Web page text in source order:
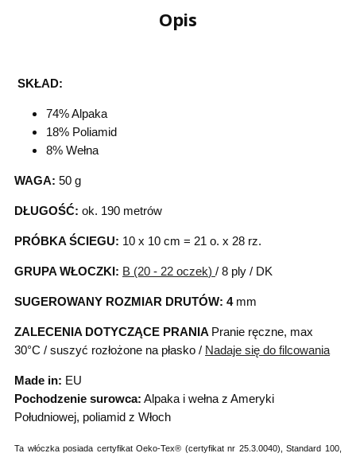
Opis
SKŁAD:
74% Alpaka
18% Poliamid
8% Wełna
WAGA: 50 g
DŁUGOŚĆ: ok. 190 metrów
PRÓBKA ŚCIEGU: 10 x 10 cm = 21 o. x 28 rz.
GRUPA WŁOCZKI: B (20 - 22 oczek) / 8 ply / DK
SUGEROWANY ROZMIAR DRUTÓW: 4mm
ZALECENIA DOTYCZĄCE PRANIA Pranie ręczne, max
30°C / suszyć rozłożone na płasko / Nadaje się do filcowania
Made in: EU
Pochodzenie surowca: Alpaka i wełna z Ameryki
Południowej, poliamid z Włoch
Ta włóczka posiada certyfikat Oeko-Tex® (certyfikat nr 25.3.0040), Standard 100,